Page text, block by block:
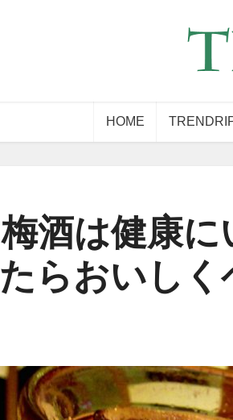
HOME
梅酒は健康に
たらおいし